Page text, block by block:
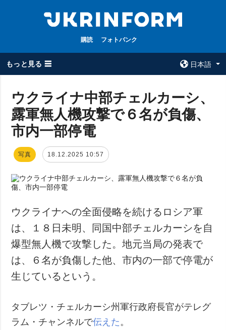
購読 フォトバンク
もっと見る ☰
日本語
全てのトピック
戦争
政治
経済・復興
防衛
社会・文化
スポーツ
犯罪
事故・緊急事態
ウクルインフォ
ルム
追加
インタビュー
写真
フォトバンク
ウクライナ中部チェルカーシ、
露軍無人機攻撃で６名が負傷、
市内一部停電
写真 18.12.2025 10:57
ウクライナへの全面侵略を続けるロシア軍
は、１８日未明、同国中部チェルカーシを自
爆型無人機で攻撃した。地元当局の発表で
は、６名が負傷した他、市内の一部で停電が
生じているという。
タブレツ・チェルカーシ州軍行政府長官がテレグ
ラム・チャンネルで伝えた 。